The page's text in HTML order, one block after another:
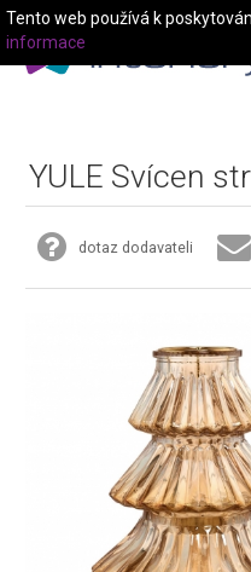
YULE Svícen
dotaz dodavateli
Tento web používá k
informace